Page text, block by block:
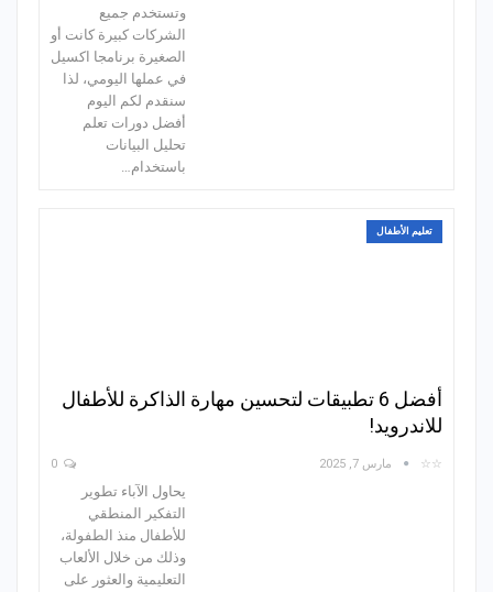
وتستخدم جميع
الشركات كبيرة كانت أو
الصغيرة برنامجا اكسيل
في عملها اليومي، لذا
سنقدم لكم اليوم
أفضل دورات تعلم
تحليل البيانات
باستخدام…
تعليم الأطفال
أفضل 6 تطبيقات لتحسين مهارة الذاكرة للأطفال
للاندرويد!
☆☆ مارس 7, 2025
يحاول الآباء تطوير
التفكير المنطقي
للأطفال منذ الطفولة،
وذلك من خلال الألعاب
التعليمية والعثور على